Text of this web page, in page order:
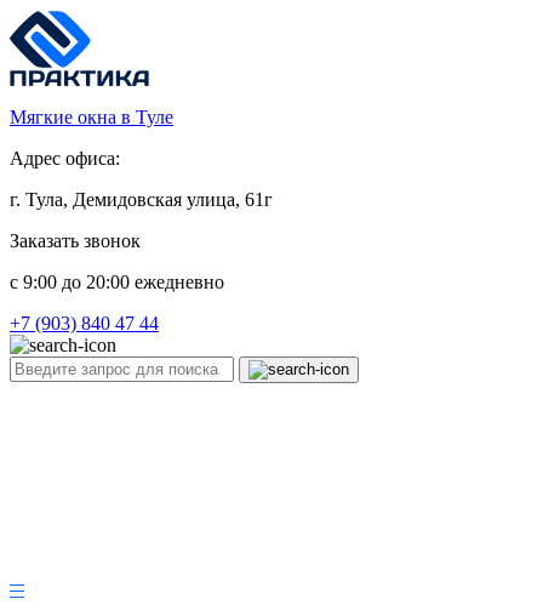
Мягкие окна в Туле
Адрес офиса:
г. Тула, Демидовская улица, 61г
Заказать звонок
c 9:00 до 20:00 ежедневно
+7 (903) 840 47 44